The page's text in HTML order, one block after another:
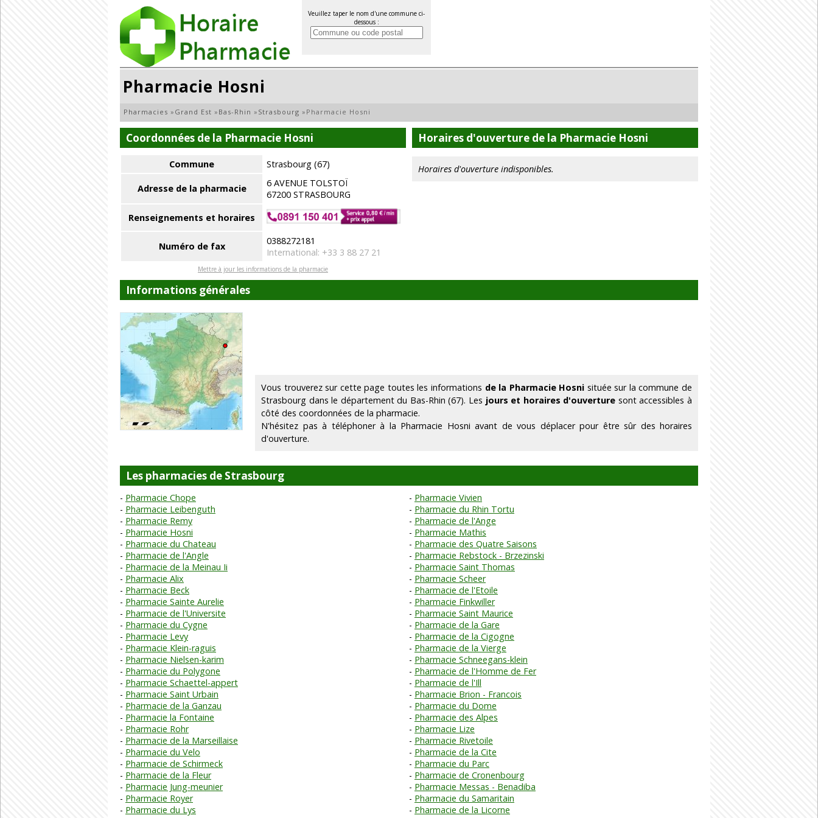
Veuillez taper le nom d'une commune ci-
dessous :
Pharmacie Hosni
Pharmacies » Grand Est » Bas-Rhin » Strasbourg » Pharmacie Hosni
Coordonnées de la Pharmacie Hosni
Commune Strasbourg (67)
Adresse de la pharmacie
6 AVENUE TOLSTOÏ
67200 STRASBOURG
Renseignements et horaires
Numéro de fax
0388272181
International: +33 3 88 27 21
Mettre à jour les informations de la pharmacie
Horaires d'ouverture de la Pharmacie Hosni
Horaires d'ouverture indisponibles.
Informations générales
Vous trouverez sur cette page toutes les informations de la Pharmacie Hosni située sur la commune de
Strasbourg dans le département du Bas-Rhin (67). Les jours et horaires d'ouverture sont accessibles à
côté des coordonnées de la pharmacie.
N'hésitez pas à téléphoner à la Pharmacie Hosni avant de vous déplacer pour être sûr des horaires
d'ouverture.
Les pharmacies de Strasbourg
Pharmacie Chope
Pharmacie Vivien
Pharmacie Leibenguth
Pharmacie du Rhin Tortu
Pharmacie Remy
Pharmacie de l'Ange
Pharmacie Hosni
Pharmacie Mathis
Pharmacie du Chateau
Pharmacie des Quatre Saisons
Pharmacie de l'Angle
Pharmacie Rebstock - Brzezinski
Pharmacie de la Meinau Ii
Pharmacie Saint Thomas
Pharmacie Alix
Pharmacie Scheer
Pharmacie Beck
Pharmacie de l'Etoile
Pharmacie Sainte Aurelie
Pharmacie Finkwiller
Pharmacie de l'Universite
Pharmacie Saint Maurice
Pharmacie du Cygne
Pharmacie de la Gare
Pharmacie Levy
Pharmacie de la Cigogne
Pharmacie Klein-raguis
Pharmacie de la Vierge
Pharmacie Nielsen-karim
Pharmacie Schneegans-klein
Pharmacie du Polygone
Pharmacie de l'Homme de Fer
Pharmacie Schaettel-appert
Pharmacie de l'Ill
Pharmacie Saint Urbain
Pharmacie Brion - Francois
Pharmacie de la Ganzau
Pharmacie du Dome
Pharmacie la Fontaine
Pharmacie des Alpes
Pharmacie Rohr
Pharmacie Lize
Pharmacie de la Marseillaise
Pharmacie Rivetoile
Pharmacie du Velo
Pharmacie de la Cite
Pharmacie de Schirmeck
Pharmacie du Parc
Pharmacie de la Fleur
Pharmacie de Cronenbourg
Pharmacie Jung-meunier
Pharmacie Messas - Benadiba
Pharmacie Royer
Pharmacie du Samaritain
Pharmacie du Lys
Pharmacie de la Licorne